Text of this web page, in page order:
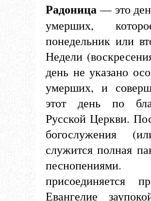
Радоница — это
умерших,
понедельник или
Недели
день не указано
умерших, и
этот день по
Русской Церкви.
богослужения
служится полная
присоединяется
Евангелие